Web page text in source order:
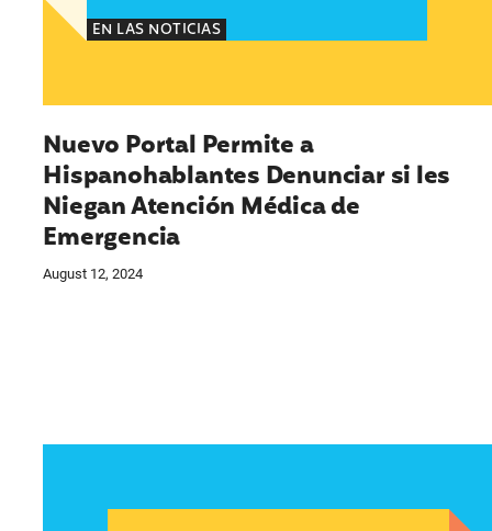
EN LAS NOTICIAS
Nuevo Portal Permite a
Hispanohablantes Denunciar si les
Niegan Atención Médica de
Emergencia
August 12, 2024